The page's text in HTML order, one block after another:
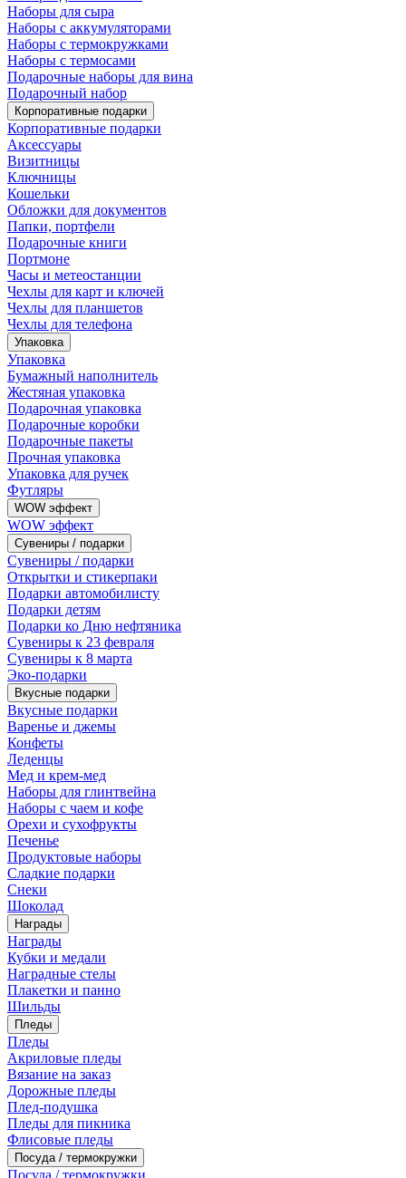
Наборы для сыра
Наборы с аккумуляторами
Наборы с термокружками
Наборы с термосами
Подарочные наборы для вина
Подарочный набор
Корпоративные подарки
Корпоративные подарки
Аксессуары
Визитницы
Ключницы
Кошельки
Обложки для документов
Папки, портфели
Подарочные книги
Портмоне
Часы и метеостанции
Чехлы для карт и ключей
Чехлы для планшетов
Чехлы для телефона
Упаковка
Упаковка
Бумажный наполнитель
Жестяная упаковка
Подарочная упаковка
Подарочные коробки
Подарочные пакеты
Прочная упаковка
Упаковка для ручек
Футляры
WOW эффект
WOW эффект
Сувениры / подарки
Сувениры / подарки
Открытки и стикерпаки
Подарки автомобилисту
Подарки детям
Подарки ко Дню нефтяника
Сувениры к 23 февраля
Сувениры к 8 марта
Эко-подарки
Вкусные подарки
Вкусные подарки
Варенье и джемы
Конфеты
Леденцы
Мед и крем-мед
Наборы для глинтвейна
Наборы с чаем и кофе
Орехи и сухофрукты
Печенье
Продуктовые наборы
Сладкие подарки
Снеки
Шоколад
Награды
Награды
Кубки и медали
Наградные стелы
Плакетки и панно
Шильды
Пледы
Пледы
Акриловые пледы
Вязание на заказ
Дорожные пледы
Плед-подушка
Пледы для пикника
Флисовые пледы
Посуда / термокружки
Посуда / термокружки